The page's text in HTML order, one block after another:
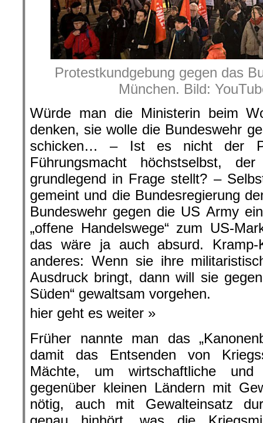
Protestkundgebung gegen das
München. Bild:
Würde man die Ministerin beim
denken, sie wolle die Bundeswehr
schicken… – Ist es nicht der
Führungsmacht höchstselbst,
grundlegend in Frage stellt? –
gemeint und die Bundesregierung
Bundeswehr gegen die US Army
„offene Handelswege“ zum US-
das wäre ja auch absurd. Kramp-
anderes: Wenn sie ihre
Ausdruck bringt, dann will sie
Süden“ gewaltsam vorgehen.
hier geht es weiter »
Früher nannte man das
damit das Entsenden von
Mächte, um wirtschaftliche und
gegenüber kleinen Ländern mit
nötig, auch mit Gewalteinsatz